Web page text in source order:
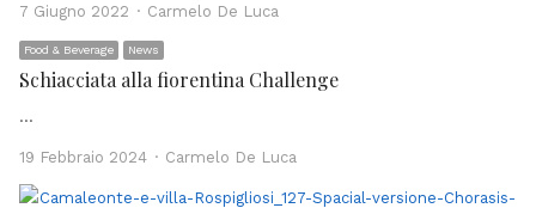
7 Giugno 2022 Author
Carmelo De Luca
Food & Beverage News
Schiacciata alla fiorentina Challenge
…
19 Febbraio 2024 Author
Carmelo De Luca